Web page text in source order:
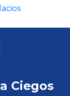
Ciegos